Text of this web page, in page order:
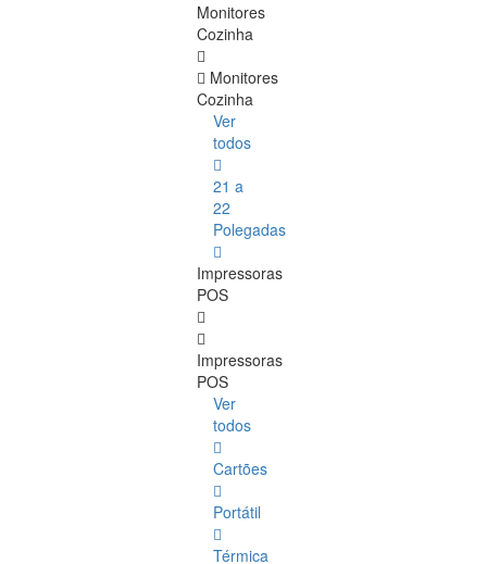
Monitores
Cozinha
Monitores
Cozinha
Ver
todos
21 a
22
Polegadas
Impressoras
POS
Impressoras
POS
Ver
todos
Cartões
Portátil
Térmica